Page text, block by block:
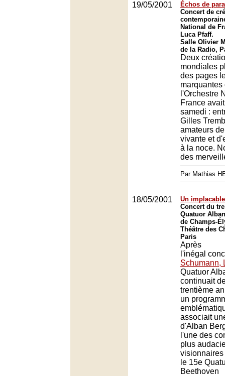
19/05/2001
Échos de
Concert de
National de
Luca Pfaff.
Salle Olivier
de la Radio,
Deux
mondiales
des pages
l'Orchestre
France
samedi :
Gilles
amateurs
vivante et
à la noce.
des
Par Mathias
18/05/2001
Un
Concert du
Quatuor
de Champs-
Théâtre des
Paris
Après
l'inégal
Schumann,
Quatuor
continuait
trentième
un
associait
d'Alban
l'une des
plus
le 15e
Beethoven